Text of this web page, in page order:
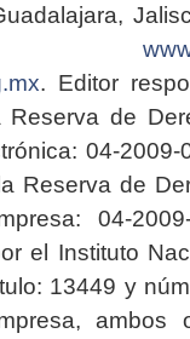
. Editor
Reserva de
04-2009-
Reserva de
04-2009-
el Instituto
13449 y
ambos